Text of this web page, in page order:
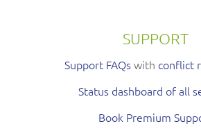
SUPPORT
Support FAQswith conflict
Status dashboard of all
Book Premium